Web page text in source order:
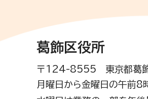
葛飾区役所
〒124-8555 東京都葛
月曜日から金曜日の午前